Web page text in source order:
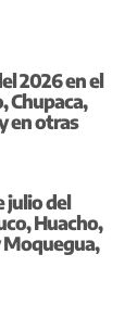
2026 en el
Chupaca,
en otras
julio del
Huacho,
Moquegua,